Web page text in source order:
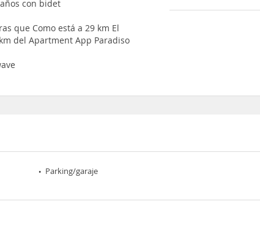
con bidet
que Como está a 29 km El
del Apartment App Paradiso
Parking/garaje